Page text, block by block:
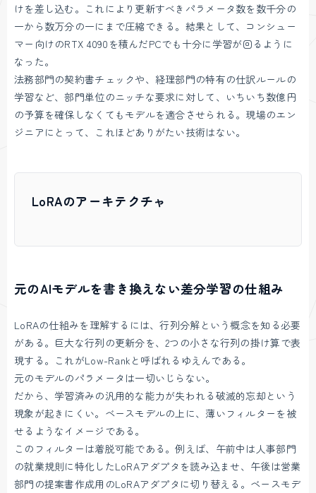
けを差し込む。これにより更新すべきパラメータ数を数千分の
一から数万分の一にまで圧縮できる。結果として、コンシュー
マー向けのRTX 4090を積んだPCでも十分に学習が回るように
なった。
法務部門の契約書チェックや、経理部門の特有の仕訳ルールの
学習など、部門単位のニッチな要求に対して、いちいち数億円
の予算を確保しなくてもモデルを適合させられる。現場のエン
ジニアにとって、これほどありがたい技術はない。
LoRAのアーキテクチャ
元のAIモデルを書き換えない差分学習の仕組み
LoRAの仕組みを理解するには、行列分解という概念を知る必要
がある。巨大な行列の更新分を、2つの小さな行列の掛け算で表
現する。これがLow-Rankと呼ばれるゆえんである。
元のモデルのパラメータは一切いじらない。
だから、学習済みの汎用的な能力が失われる破滅的忘却という
現象が起きにくい。ベースモデルの上に、薄いフィルターを被
せるようなイメージである。
このフィルターは着脱可能である。例えば、午前中は人事部門
の就業規則に特化したLoRAアダプタを読み込ませ、午後は営業
部門の提案書作成用のLoRAアダプタに切り替える。ベースモデ